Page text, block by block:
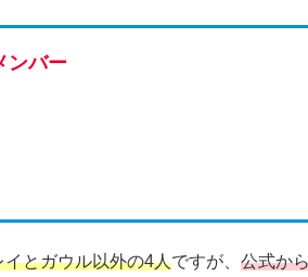
ンバー
とガウル以外の4人ですが、 公式か